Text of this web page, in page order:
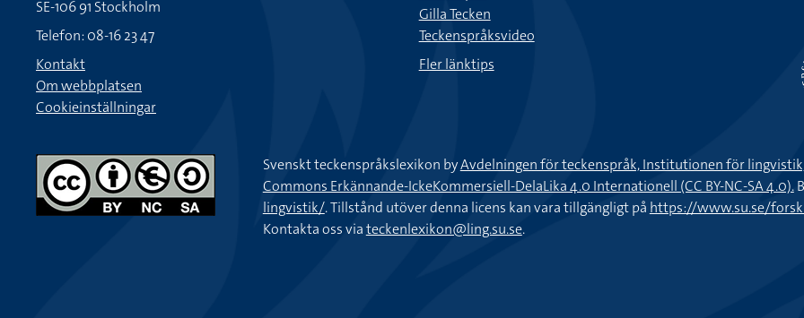
SE-106 91 Stockholm
Telefon: 08-16 23 47
Kontakt
Om webbplatsen
Cookieinställningar
Gilla Tecken
Teckenspråksvideo
Fler länktips
Svenskt teckenspråkslexikon byAvdelningen för teckenspråk, Institutionen för
Commons Erkännande-IckeKommersiell-DelaLika 4.0 Internationell (CC BY-NC-SA 4.0).
lingvistik/. Tillstånd utöver denna licens kan vara tillgängligt på https://www.su.se/
Kontakta oss viateckenlexikon@ling.su.se.